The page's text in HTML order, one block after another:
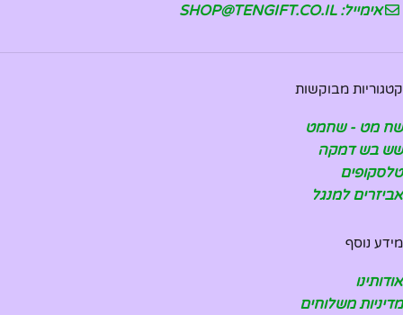
אימייל: SHOP@TENGIFT.CO.IL
קטגוריות מבוקשות
שח מט - שחמט
שש בש דמקה
טלסקופים
אביזרים למנגל
מידע נוסף
אודותינו
מדיניות משלוחים